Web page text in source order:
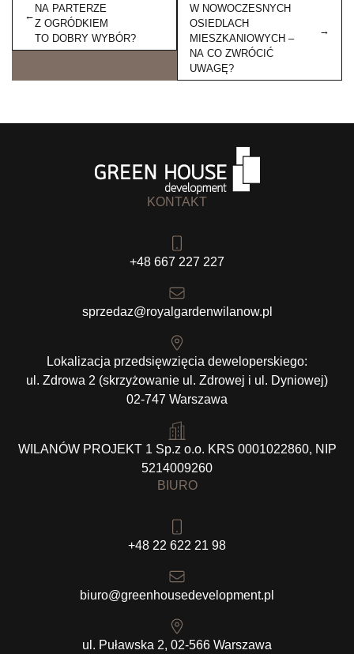
wpisuNA PARTERZE
Z OGRÓDKIEM
TO DOBRY WYBÓR?
W NOWOCZESNYCH
OSIEDLACH
MIESZKANIOWYCH –
NA CO ZWRÓCIĆ
UWAGĘ?
KONTAKT
+48 667 227 227
sprzedaz@royalgardenwilanow.pl
Lokalizacja przedsięwzięcia deweloperskiego:
ul. Zdrowa 2 (skrzyżowanie ul. Zdrowej i ul. Dyniowej)
02-747 Warszawa
WILANÓW PROJEKT 1 Sp.z o.o. KRS 0001022860, NIP
5214009260
BIURO
+48 22 622 21 98
biuro@greenhousedevelopment.pl
ul. Puławska 2, 02-566 Warszawa